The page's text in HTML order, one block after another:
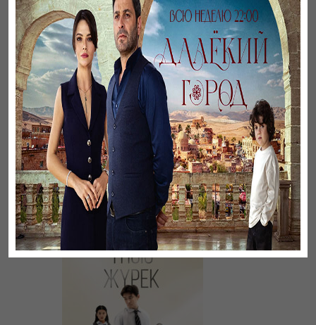
Әңгімесі ауылдың…
Үзілген жапырақтар